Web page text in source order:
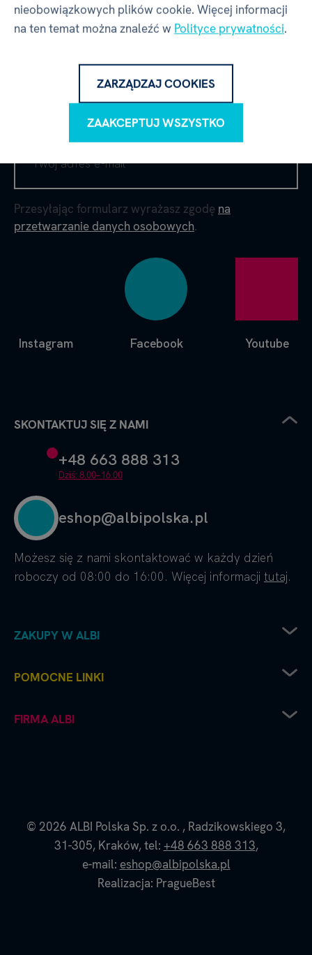
ZAPISZ SIĘ NA NEWSLETTER
Przesyłając formularz wyrażasz zgodę na
przetwarzanie danych osobowych.
Facebook
Instagram Youtube
SKONTAKTUJ SIĘ Z NAMI
+48 663 888 313
Dziś: 8.00–16.00
eshop@albipolska.pl
Możesz się z nami skontaktować w każdy dzień
roboczy od 08:00 do 16:00. Więcej informacji tutaj.
ZAKUPY W ALBI
Sposoby dostawy
Reklamacje
POMOCNE LINKI
Recenzje i oceny
FIRMA ALBI
O nas - historia i filozofia Albi
Blog Albi
Strona Czytaj z Albikiem
© 2026 ALBI Polska Sp. z o.o. , Radzikowskiego 3,
31-305, Kraków,tel: +48 663 888 313,
e-mail: eshop@albipolska.pl
Realizacja: PragueBest
nieobowiązkowych plików cookie. Więcej informacji
na ten temat można znaleźć w Polityce prywatności.
ZARZĄDZAJ COOKIES
ZAAKCEPTUJ WSZYSTKO